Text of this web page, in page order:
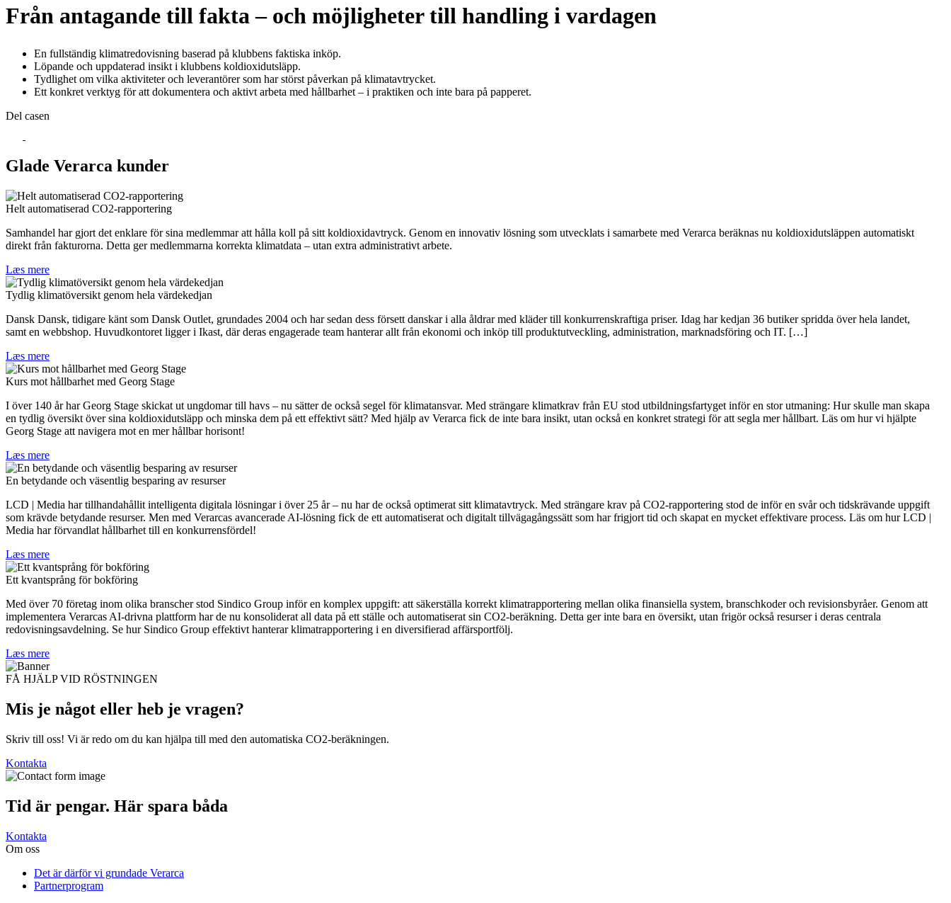
Från antagande till fakta – och möjligheter till handling i vardagen
En fullständig klimatredovisning baserad på klubbens faktiska inköp.
Löpande och uppdaterad insikt i klubbens koldioxidutsläpp.
Tydlighet om vilka aktiviteter och leverantörer som har störst påverkan på klimatavtrycket.
Ett konkret verktyg för att dokumentera och aktivt arbeta med hållbarhet – i praktiken och inte bara på papperet.
Del casen
Glade Verarca kunder
Helt automatiserad CO2-rapportering
Samhandel har gjort det enklare för sina medlemmar att hålla koll på sitt koldioxidavtryck. Genom en innovativ lösning som utvecklats i samarbete med Verarca beräknas nu koldioxidutsläppen automatiskt
direkt från fakturorna. Detta ger medlemmarna korrekta klimatdata – utan extra administrativt arbete.
Læs mere
Tydlig klimatöversikt genom hela värdekedjan
Dansk Dansk, tidigare känt som Dansk Outlet, grundades 2004 och har sedan dess försett danskar i alla åldrar med kläder till konkurrenskraftiga priser. Idag har kedjan 36 butiker spridda över hela landet,
samt en webbshop. Huvudkontoret ligger i Ikast, där deras engagerade team hanterar allt från ekonomi och inköp till produktutveckling, administration, marknadsföring och IT. […]
Læs mere
Kurs mot hållbarhet med Georg Stage
I över 140 år har Georg Stage skickat ut ungdomar till havs – nu sätter de också segel för klimatansvar. Med strängare klimatkrav från EU stod utbildningsfartyget inför en stor utmaning: Hur skulle man skapa
en tydlig översikt över sina koldioxidutsläpp och minska dem på ett effektivt sätt? Med hjälp av Verarca fick de inte bara insikt, utan också en konkret strategi för att segla mer hållbart. Läs om hur vi hjälpte
Georg Stage att navigera mot en mer hållbar horisont!
Læs mere
En betydande och väsentlig besparing av resurser
LCD | Media har tillhandahållit intelligenta digitala lösningar i över 25 år – nu har de också optimerat sitt klimatavtryck. Med strängare krav på CO2-rapportering stod de inför en svår och tidskrävande uppgift
som krävde betydande resurser. Men med Verarcas avancerade AI-lösning fick de ett automatiserat och digitalt tillvägagångssätt som har frigjort tid och skapat en mycket effektivare process. Läs om hur LCD |
Media har förvandlat hållbarhet till en konkurrensfördel!
Læs mere
Ett kvantsprång för bokföring
Med över 70 företag inom olika branscher stod Sindico Group inför en komplex uppgift: att säkerställa korrekt klimatrapportering mellan olika finansiella system, branschkoder och revisionsbyråer. Genom att
implementera Verarcas AI-drivna plattform har de nu konsoliderat all data på ett ställe och automatiserat sin CO2-beräkning. Detta ger inte bara en översikt, utan frigör också resurser i deras centrala
redovisningsavdelning. Se hur Sindico Group effektivt hanterar klimatrapportering i en diversifierad affärsportfölj.
Læs mere
FÅ HJÄLP VID RÖSTNINGEN
Mis je något eller heb je vragen?
Skriv till oss! Vi är redo om du kan hjälpa till med den automatiska CO2-beräkningen.
Kontakta
Tid är pengar. Här spara båda
Kontakta
Om oss
Det är därför vi grundade Verarca
Partnerprogram